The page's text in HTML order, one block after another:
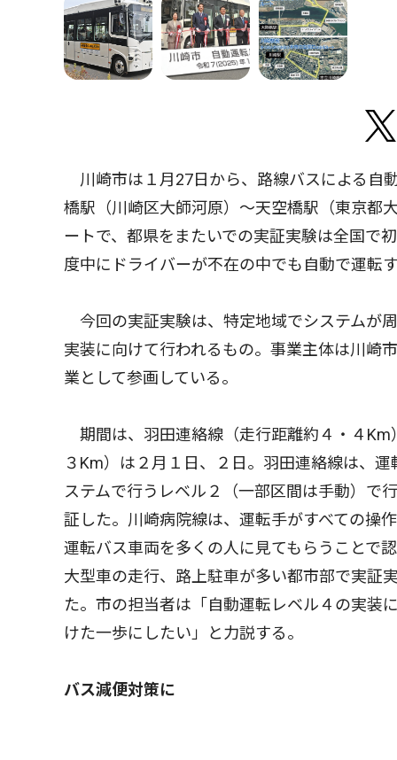
川崎市は１月27日から、路線バスによる自
橋駅（川崎区大師河原）〜天空橋駅（東京都
ートで、都県をまたいでの実証実験は全国で
度中にドライバーが不在の中でも自動で運転
今回の実証実験は、特定地域でシステムが
実装に向けて行われるもの。事業主体は川崎
業として参画している。
期間は、羽田連絡線（走行距離約４・４
３Km）は２月１日、２日。羽田連絡線は、
ステムで行うレベル２（一部区間は手動）で
証した。川崎病院線は、運転手がすべての操
運転バス車両を多くの人に見てもらうことで
大型車の走行、路上駐車が多い都市部で実証
た。市の担当者は「自動運転レベル４の実装
けた一歩にしたい」と力説する。
バス減便対策に